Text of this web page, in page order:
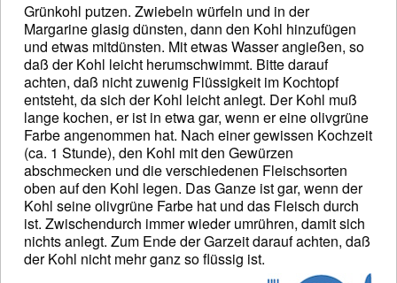
Grünkohl putzen. Zwiebeln würfeln und in der
Margarine glasig dünsten, dann den Kohl hinzufügen
und etwas mitdünsten. Mit etwas Wasser angießen, so
daß der Kohl leicht herumschwimmt. Bitte darauf
achten, daß nicht zuwenig Flüssigkeit im Kochtopf
entsteht, da sich der Kohl leicht anlegt. Der Kohl muß
lange kochen, er ist in etwa gar, wenn er eine olivgrüne
Farbe angenommen hat. Nach einer gewissen Kochzeit
(ca. 1 Stunde), den Kohl mit den Gewürzen
abschmecken und die verschiedenen Fleischsorten
oben auf den Kohl legen. Das Ganze ist gar, wenn der
Kohl seine olivgrüne Farbe hat und das Fleisch durch
ist. Zwischendurch immer wieder umrühren, damit sich
nichts anlegt. Zum Ende der Garzeit darauf achten, daß
der Kohl nicht mehr ganz so flüssig ist.